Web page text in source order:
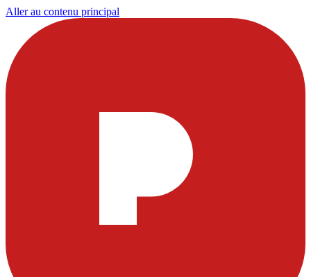
Aller au contenu principal